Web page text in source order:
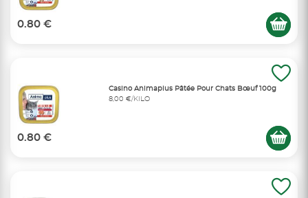
0.80 €
Casino Animaplus Pâtée Pour Chats Bœuf 100g
8,00 €/KILO
0.80 €